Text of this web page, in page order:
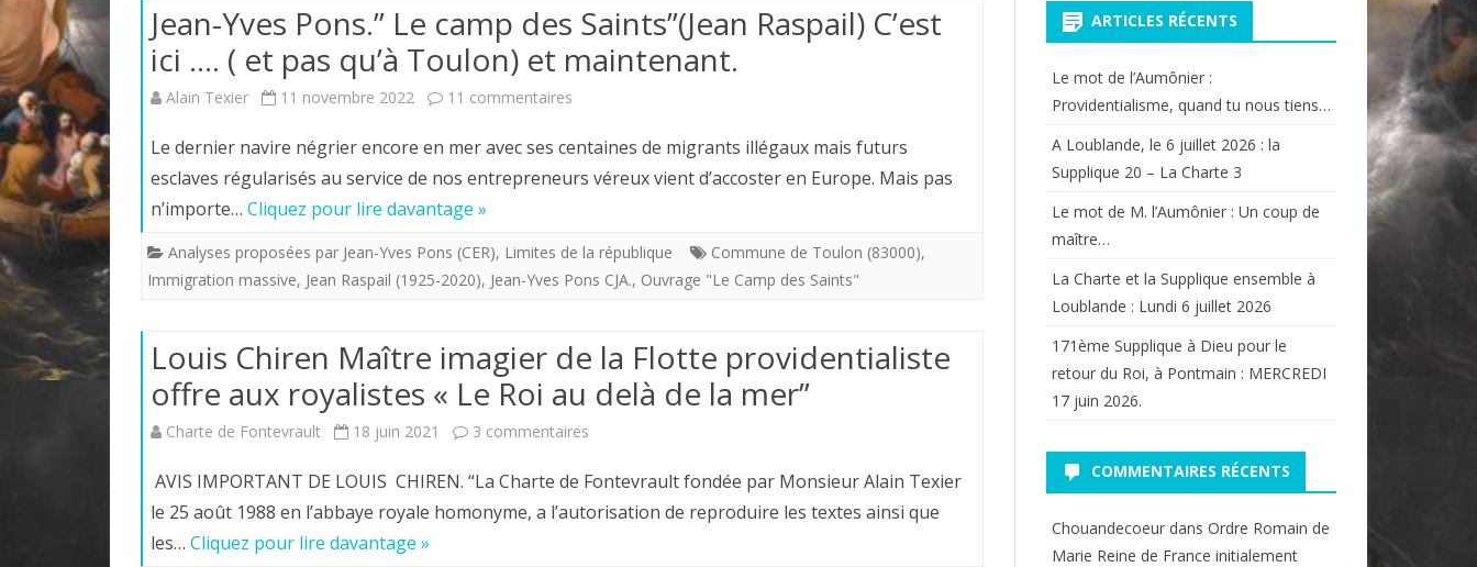
Jean-Yves Pons.” Le camp des Saints”(Jean Raspail) C’est
ici …. ( et pas qu’à Toulon) et maintenant.
Alain Texier 11 novembre 2022 11 commentaires
Yves
Le
camp
Saints”(Jean
Raspail)
C’est
ici
….
Le dernier navire négrier encore en mer avec ses centaines de migrants illégaux mais futurs
esclaves régularisés au service de nos entrepreneurs véreux vient d’accoster en Europe. Mais pas
n’importe… Cliquez pour lire davantage »
Analyses proposées par Jean-Yves Pons (CER), Limites de la république Commune de Toulon (83000),
Immigration massive, Jean Raspail (1925-2020), Jean-Yves Pons CJA., Ouvrage "Le Camp des Saints"
Louis Chiren Maître imagier de la Flotte providentialiste
offre aux royalistes « Le Roi au delà de la mer”
Charte de Fontevrault 18 juin 2021 3 commentaires
Chiren
AVIS IMPORTANT DE LOUIS CHIREN. “La Charte de Fontevrault fondée par Monsieur Alain Texier
le 25 août 1988 en l’abbaye royale homonyme, a l’autorisation de reproduire les textes ainsi que
les… Cliquez pour lire davantage »
ARTICLES RÉCENTS
Le mot de l’Aumônier :
Providentialisme, quand tu nous tiens…
A Loublande, le 6 juillet 2026 : la
Supplique 20 – La Charte 3
Le mot de M. l’Aumônier : Un coup de
maître…
La Charte et la Supplique ensemble à
Loublande : Lundi 6 juillet 2026
171ème Supplique à Dieu pour le
retour du Roi, à Pontmain : MERCREDI
17 juin 2026.
COMMENTAIRES RÉCENTS
Chouandecoeurdans Ordre Romain de
Marie Reine de France initialement